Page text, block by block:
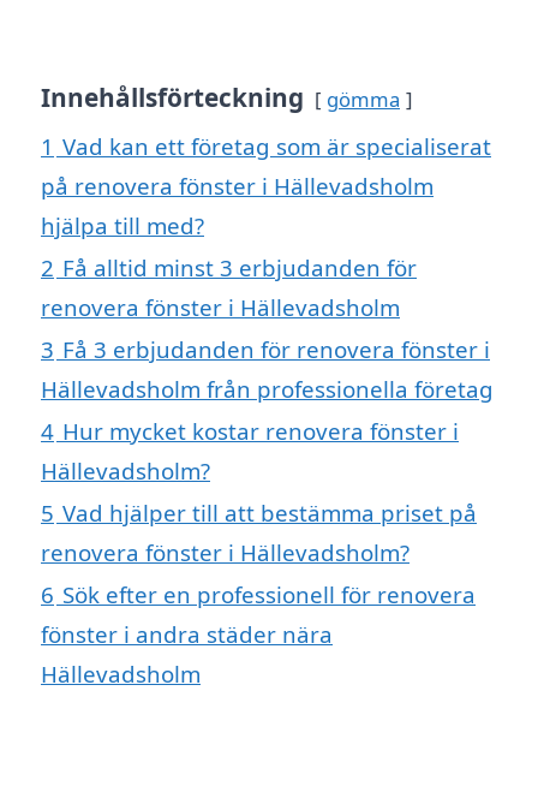
Innehållsförteckning gömma
1 Vad kan ett företag som är specialiserat
på renovera fönster i Hällevadsholm
hjälpa till med?
2 Få alltid minst 3 erbjudanden för
renovera fönster i Hällevadsholm
3 Få 3 erbjudanden för renovera fönster i
Hällevadsholm från professionella företag
4 Hur mycket kostar renovera fönster i
Hällevadsholm?
5 Vad hjälper till att bestämma priset på
renovera fönster i Hällevadsholm?
6 Sök efter en professionell för renovera
fönster i andra städer nära
Hällevadsholm